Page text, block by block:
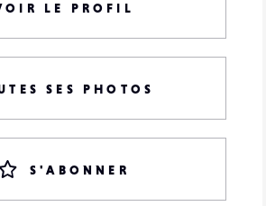
LE PROFIL
SES PHOTOS
S'ABONNER